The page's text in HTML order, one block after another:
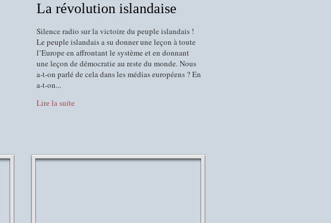
La révolution islandaise
Silence radio sur la victoire du peuple islandais !
Le peuple islandais a su donner une leçon à toute
l’Europe en affrontant le système et en donnant
une leçon de démocratie au reste du monde. Nous
a-t-on parlé de cela dans les médias européens ? En
a-t-on...
Lire la suite